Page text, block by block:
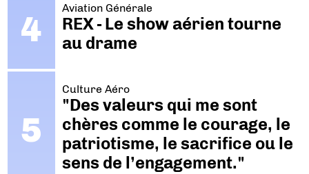
Aviation Générale
REX - Le show aérien tourne
au drame
Culture Aéro
"Des valeurs qui me sont
chères comme le courage, le
patriotisme, le sacrifice ou le
sens de l’engagement."